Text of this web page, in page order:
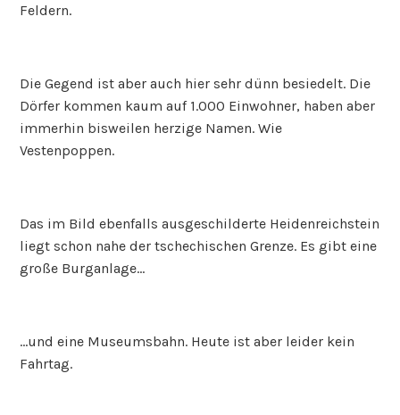
Feldern.
Die Gegend ist aber auch hier sehr dünn besiedelt. Die
Dörfer kommen kaum auf 1.000 Einwohner, haben aber
immerhin bisweilen herzige Namen. Wie
Vestenpoppen.
Das im Bild ebenfalls ausgeschilderte Heidenreichstein
liegt schon nahe der tschechischen Grenze. Es gibt eine
große Burganlage…
…und eine Museumsbahn. Heute ist aber leider kein
Fahrtag.